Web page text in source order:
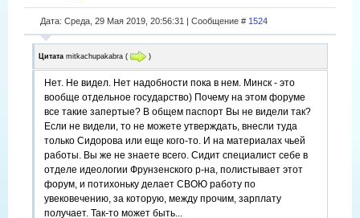
Дата: Среда, 29 Мая 2019, 20:56:31 | Сообщение # 1524
Цитата mitkachupakabra ( )
Нет. Не видел. Нет надобности пока в нем. Минск - это
вообще отдельное государство) Почему на этом форуме
все такие запертые? В общем паспорт Вы не видели так?
Если не видели, то не можете утверждать, внесли туда
только Сидорова или еще кого-то. И на материалах чьей
работы. Вы же не знаете всего. Сидит специалист себе в
отделе идеологии Фрунзенского р-на, полистывает этот
форум, и потихоньку делает СВОЮ работу по
увековечению, за которую, между прочим, зарплату
получает. Так-то может быть...